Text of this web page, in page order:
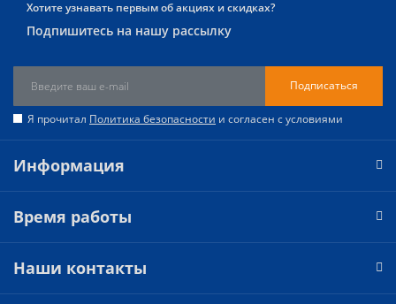
Хотите узнавать первым об акциях и скидках?
Подпишитесь на нашу рассылку
Подписаться
Я прочитал Политика безопасности и согласен с условиями
Информация
Время работы
Наши контакты